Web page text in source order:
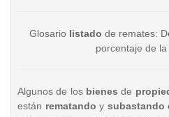
Glosario listado de remates:
porcentaje de la
Algunos de los bienesde
están rematando y subastando